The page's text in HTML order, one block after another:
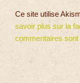
Ce site utilise
savoir plus sur la
commentaires sont